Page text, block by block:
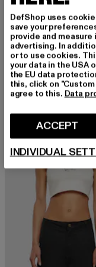
URBAN
Ladies Pads
EUR 10,00
Derzeitiger Preis:
EUR 19,99
DefShop uses
save your
provide and
advertising. In
or to use cookies.
your data in the USA
the EU data
this, click on
agree to this. Data
ACCEPT
INDIVIDUAL